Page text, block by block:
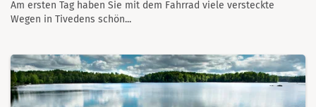
Am ersten Tag haben Sie mit dem Fahrrad viele versteckte
Wegen in Tivedens schön...